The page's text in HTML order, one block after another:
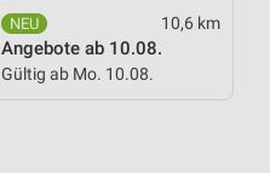
10,6 km
Angebote ab 10.08.
Gültig ab Mo. 10.08.